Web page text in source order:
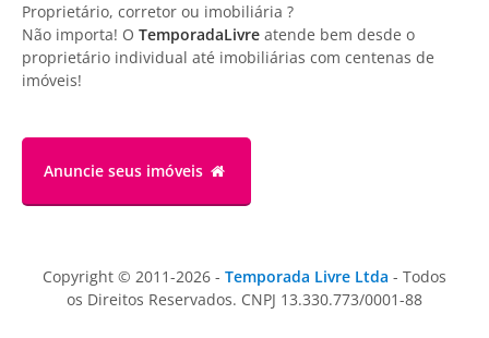
Proprietário, corretor ou imobiliária ?
Não importa! O TemporadaLivre atende bem desde o
proprietário individual até imobiliárias com centenas de
imóveis!
Anuncie seus imóveis
Copyright © 2011-2026 - Temporada Livre Ltda - Todos
os Direitos Reservados. CNPJ 13.330.773/0001-88